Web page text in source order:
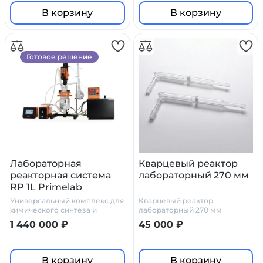
В корзину В корзину
Лабораторная
реакторная система
RP 1L Primelab
Универсальный комплекс для
химического синтеза и
эмульгирования
1 440 000 ₽
В корзину
Готовое решение
Кварцевый реактор
лабораторный 270 мм
Кварцевый реактор
лабораторный 270 мм
45 000 ₽
В корзину